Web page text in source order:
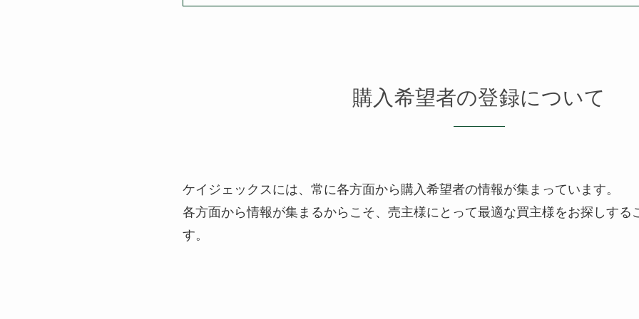
購入希望者の登録について
ケイジェックスには、常に各方面から購入希望者の情報が集まっています。
各方面から情報が集まるからこそ、売主様にとって最適な買主様をお探しする
す。